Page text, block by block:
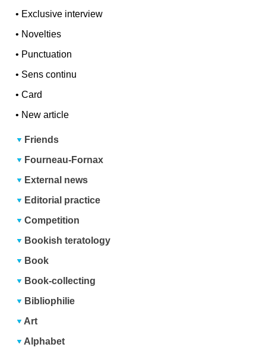
• Exclusive interview
• Novelties
• Punctuation
• Sens continu
•Card
• New article
Friends
Fourneau-Fornax
External news
Editorial practice
Competition
Bookish teratology
Book
Book-collecting
Bibliophilie
Art
Alphabet